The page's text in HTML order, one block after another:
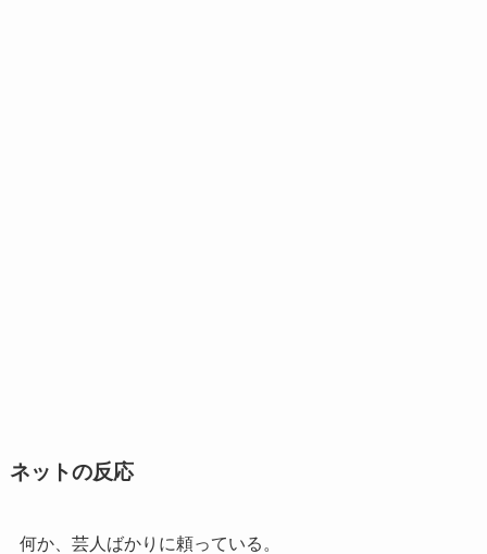
ネットの反応
何か、芸人ばかりに頼っている。